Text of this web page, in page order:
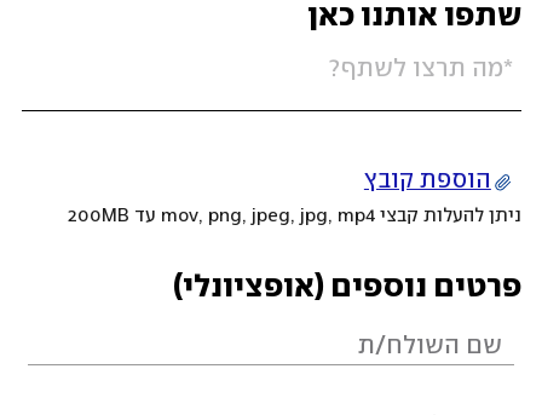
שתפו אותנו כאן
הוספת קובץ
ניתן להעלות קבצי mov, png, jpeg, jpg, mp4 עד 200MB
פרטים נוספים (אופציונלי)